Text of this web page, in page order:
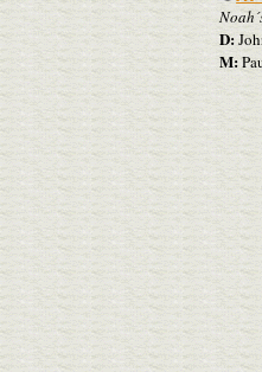
D:
M: